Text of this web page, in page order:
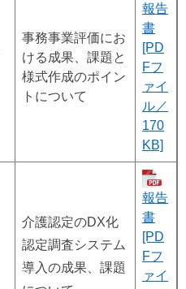
事務事業評価にお
ける成果、課題と
様式作成のポイン
トについて
報告
書
[PD
Fフ
ァイ
ル／
170
KB]
介護認定のDX化
認定調査システム
導入の成果、課題
報告
書
[PD
Fフ
ァイ